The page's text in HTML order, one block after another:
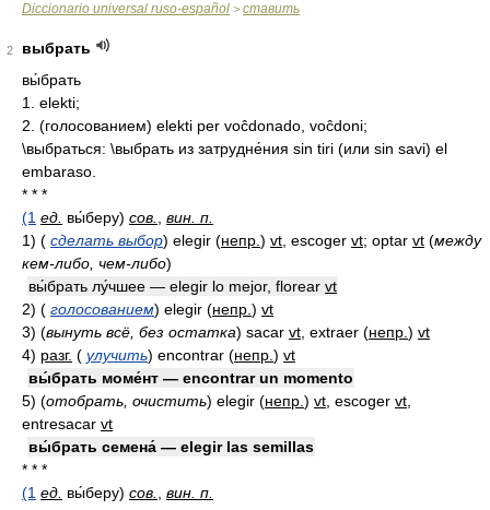
Diccionario universal ruso-español > ставить
2
выбрать
вы́брать
1. elekti;
2. (голосованием) elekti per voĉdonado, voĉdoni;
\выбраться: \выбрать из затрудне́ния sin tiri (или sin savi) el
embaraso.
* * *
(1 ед. вы́беру) сов.
вин. п.
1) ( сделать выбор) elegir (непр. ) vt , escoger vt; optar vt (между
кем-либо, чем-либо)
вы́брать лу́чшее — elegir lo mejor, florear vt
2) ( голосованием) elegir (непр. ) vt
3) (вынуть всё, без остатка) sacar vt , extraer (непр. ) vt
4) разг. ( улучить) encontrar (непр. ) vt
вы́брать моме́нт — encontrar un momento
5) (отобрать, очистить) elegir (непр. ) vt , escoger vt
entresacar vt
вы́брать семена́ — elegir las semillas
* * *
(1 ед. вы́беру) сов.
вин. п.